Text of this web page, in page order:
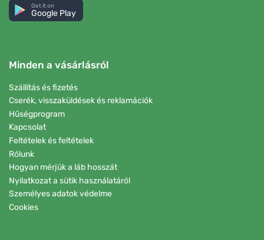
Get it on
Google Play
Minden a vásárlásról
Szállítás és fizetés
Cserék, visszaküldések és reklamációk
Hűségprogram
Kapcsolat
Feltételek és feltételek
Rólunk
Hogyan mérjük a láb hosszát
Nyilatkozat a sütik használatáról
Személyes adatok védelme
Cookies